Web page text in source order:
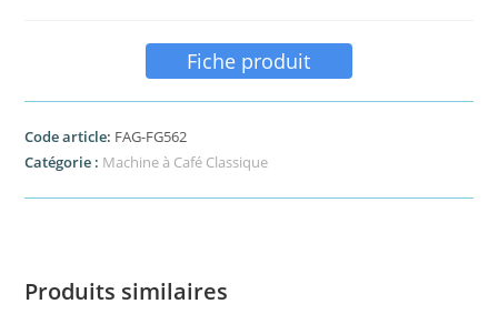
Fiche produit
Code article: FAG-FG562
Catégorie : Machine à Café Classique
Produits similaires